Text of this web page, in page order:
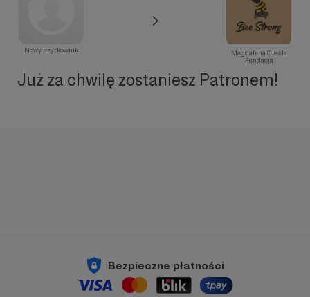
Nowy użytkownik
Magdalena Cieśla
Fundacja
Już za chwilę zostaniesz Patronem!
Bezpieczne płatności